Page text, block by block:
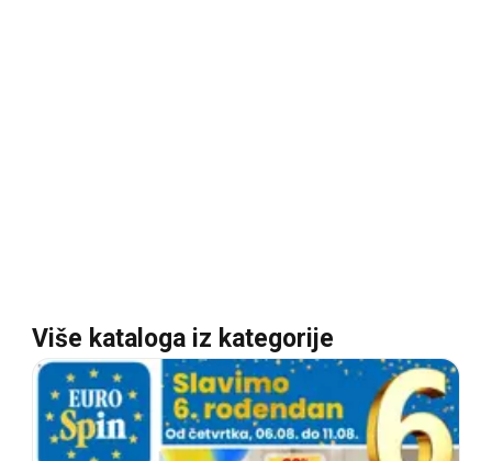
Više kataloga iz kategorije